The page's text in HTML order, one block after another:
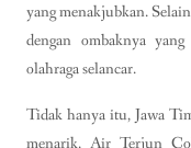
yang menakjubkan.
dengan ombaknya
olahraga selancar.
Tidak hanya itu, Jawa
menarik. Air Terjun